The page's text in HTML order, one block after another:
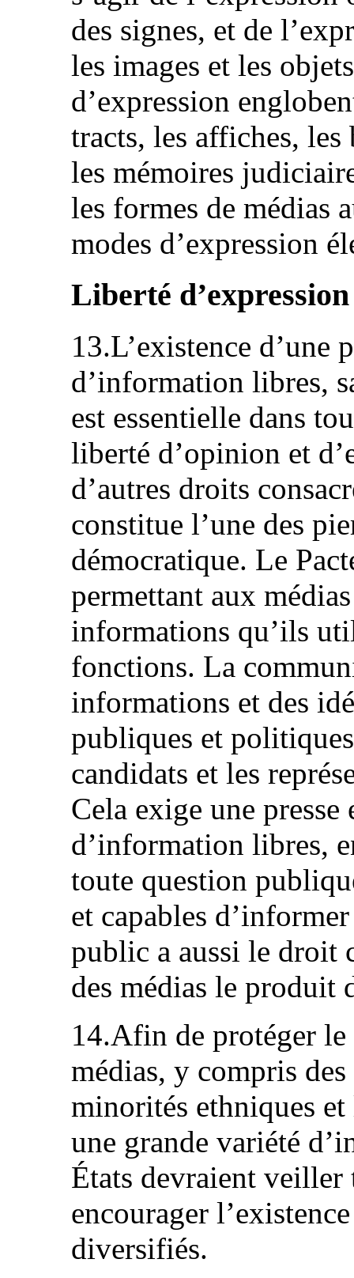
des signes, et de
les images et les
d’expression
tracts, les affiches, les
les mémoires
les formes de médias
modes d’expression
Liberté
13.L’existence d’une
d’information libres,
est essentielle dans
liberté d’opinion et
d’autres droits
constitue l’une des
démocratique. Le
permettant aux
informations qu’ils
fonctions. La
informations et des
publiques et
candidats et les
Cela exige une presse
d’information libres,
toute question
et capables
public a aussi le droit
des médias le produit
14.Afin de protéger le
médias, y compris des
minorités ethniques
une grande variété
États devraient
encourager
diversifiés.